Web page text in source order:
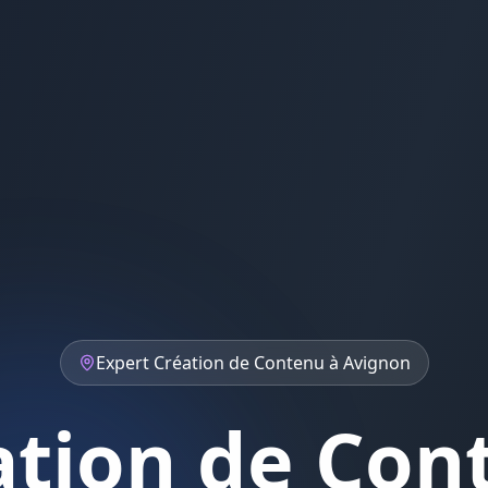
Expert Création de Contenu à Avignon
de